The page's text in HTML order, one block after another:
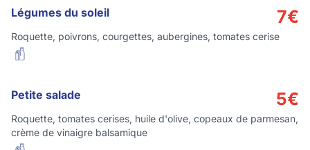
Légumes du soleil 7€
Roquette, poivrons, courgettes, aubergines, tomates cerise
Petite salade 5€
Roquette, tomates cerises, huile d'olive, copeaux de parmesan,
crème de vinaigre balsamique